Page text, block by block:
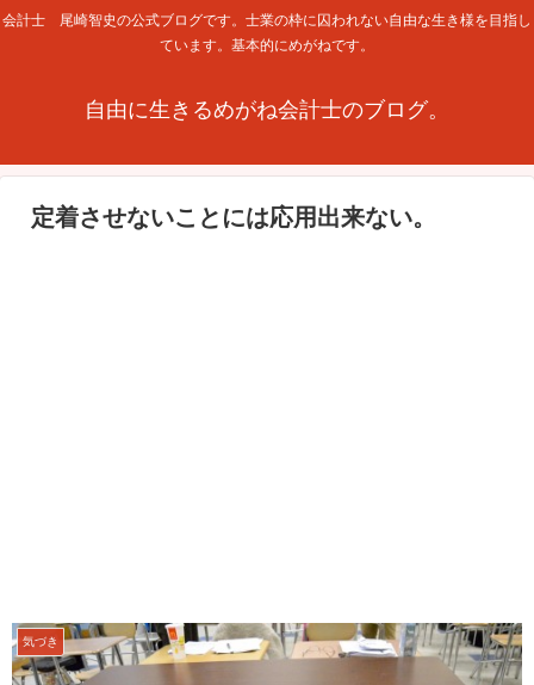
会計士 尾崎智史の公式ブログです。士業の枠に囚われない自由な生き様を目指し
ています。基本的にめがねです。
自由に生きるめがね会計士のブログ。
定着させないことには応用出来ない。
気づき